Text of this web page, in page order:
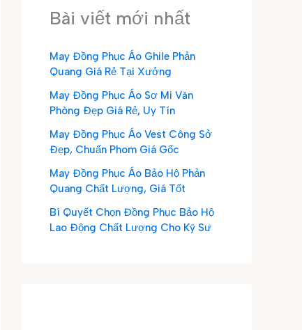
Bài viết mới nhất
May Đồng Phục Áo Ghile Phản
Quang Giá Rẻ Tại Xưởng
May Đồng Phục Áo Sơ Mi Văn
Phòng Đẹp Giá Rẻ, Uy Tín
May Đồng Phục Áo Vest Công Sở
Đẹp, Chuẩn Phom Giá Gốc
May Đồng Phục Áo Bảo Hộ Phản
Quang Chất Lượng, Giá Tốt
Bí Quyết Chọn Đồng Phục Bảo Hộ
Lao Động Chất Lượng Cho Kỹ Sư